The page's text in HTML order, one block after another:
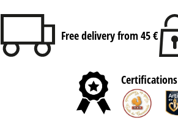
Free delivery from 45 €
Certifications